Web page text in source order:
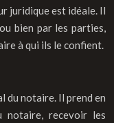
juridique est idéale. Il
bien par les parties,
à qui ils le confient.
du notaire. Il prend en
notaire, recevoir les